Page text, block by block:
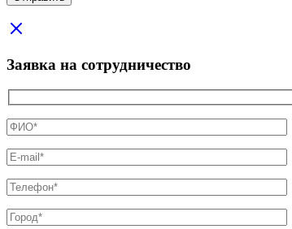
Заявка на сотрудничество